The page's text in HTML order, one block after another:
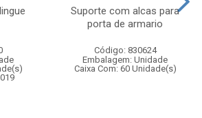
Suporte com alcas para
porta de armario
Código: 830624
Embalagem: Unidade
Caixa Com: 60 Unidade(s)